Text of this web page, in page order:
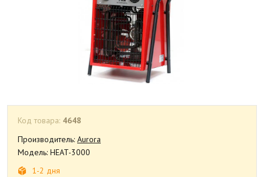
Код товара: 4648
Производитель: Aurora
Модель: HEAT-3000
1-2 дня